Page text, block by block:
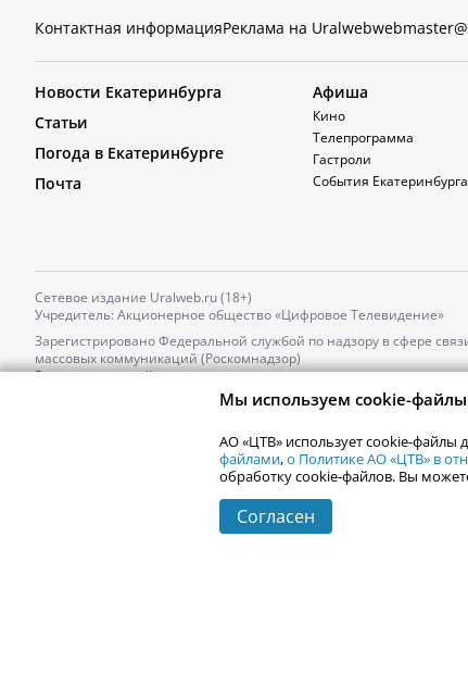
Контактная информацияРеклама на Uralweb
Новости Екатеринбурга
Статьи
Погода в Екатеринбурге
Почта
Афиша
Кино
Телепрограмма
Гастроли
События Екатеринбурга
Сетевое издание Uralweb.ru (18+)
Учредитель: Акционерное общество «Цифровое Телевидение»
Зарегистрировано Федеральной службой по надзору в сфере
массовых коммуникаций (Роскомнадзор)
Регистрационный номер и дата принятия решения о
+7 (912) 244-87-87,
Электронный адрес редакции:news@uralweb.ru
Екатеринбург
Мы используем cookie-файлы
АО «ЦТВ» использует cookie-файлы
файлами,о Политике АО «ЦТВ» в
обработку cookie-файлов. Вы
Согласен